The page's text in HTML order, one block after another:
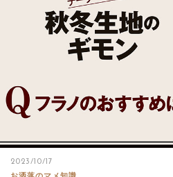
2023/10/17